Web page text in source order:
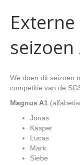
We doen dit seizoen
competitie van de
Magnus A1
Jonas
Kasper
Lucas
Mark
Siebe